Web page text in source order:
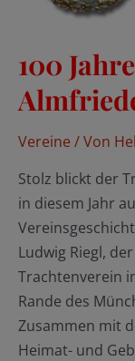
100
Vereine / Von
Stolz blickt der
in diesem Jahr
Ludwig Riegl,
Trachtenverein
Rande des
Zusammen mit
Heimat- und